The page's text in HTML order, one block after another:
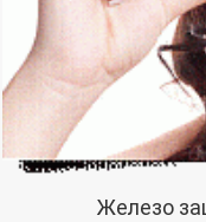
Железо